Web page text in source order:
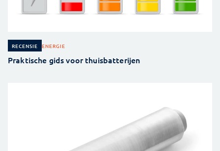
RECENSIE ENERGIE
Praktische gids voor thuisbatterijen